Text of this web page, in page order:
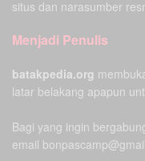
situs dan narasumber
Menjadi Penulis
batakpedia.org
latar belakang apapun
Bagi yang ingin
email